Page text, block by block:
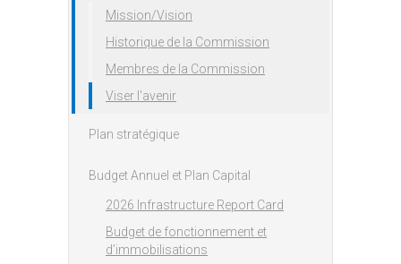
Mission/Vision
Historique de la Commission
Membres de la Commission
Viser l'avenir
Plan stratégique
Budget Annuel et Plan Capital
2026 Infrastructure Report Card
Budget de fonctionnement et
d’immobilisations